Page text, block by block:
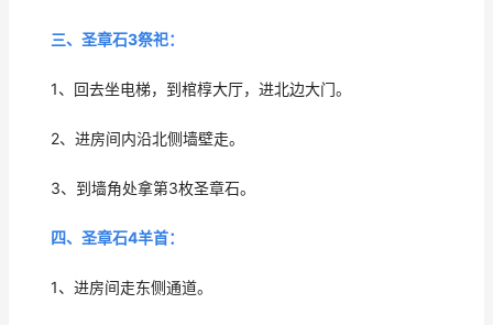
三、圣章石3祭祀：
1、回去坐电梯，到棺椁大厅，进北边大门。
2、进房间内沿北侧墙壁走。
3、到墙角处拿第3枚圣章石。
四、圣章石4羊首：
1、进房间走东侧通道。